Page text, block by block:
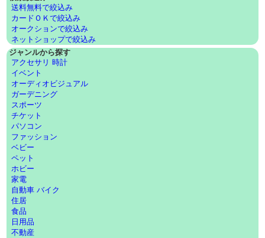
送料無料で絞込み
カードＯＫで絞込み
オークションで絞込み
ネットショップで絞込み
ジャンルから探す
アクセサリ 時計
イベント
オーディオビジュアル
ガーデニング
スポーツ
チケット
パソコン
ファッション
ベビー
ペット
ホビー
家電
自動車 バイク
住居
食品
日用品
不動産